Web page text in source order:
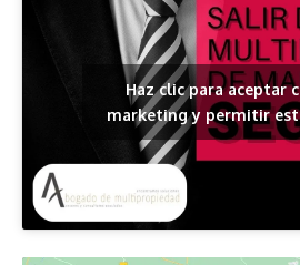
Haz clic para aceptar
marketing y permitir